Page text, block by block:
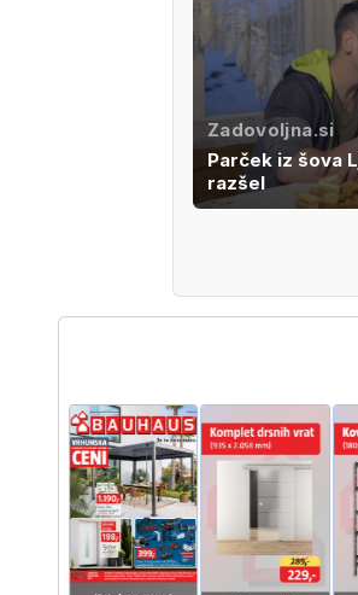
Zadovoljna.si
Parček iz šova
razšel